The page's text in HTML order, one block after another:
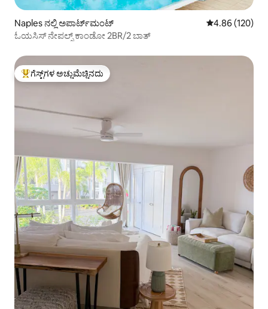
Naples ನಲ್ಲಿ ಅಪಾರ್ಟ್‌ಮಂಟ್ 5 ರಲ್ಲಿ 4.86
4.86 (120)
ಓಯಸಿಸ್ ನೇಪಲ್ಸ್ ಕಾಂಡೋ 2BR/2 ಬಾತ್
ಗೆಸ್ಟ್‌ಗಳಿಗೆ ಅತಿ ಹೆಚ್ಚು ಅಚ್ಚುಮೆಚ್ಚಿನದು
ಗೆಸ್ಟ್‌ಗಳ ಅಚ್ಚುಮೆಚ್ಚಿನದು